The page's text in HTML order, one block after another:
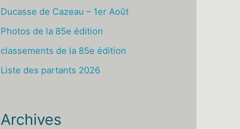
h
e
r
Ducasse de Cazeau – 1er Août
Photos de la 85e édition
classements de la 85e édition
Liste des partants 2026
Archives